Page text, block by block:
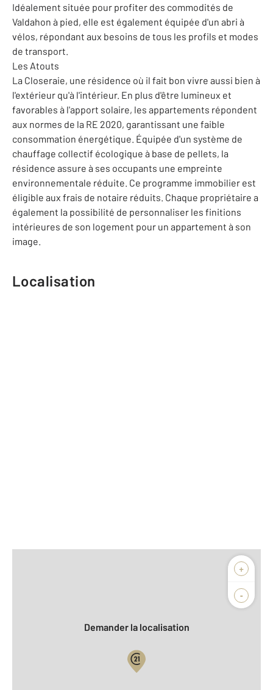
Idéalement située pour profiter des commodités de
Valdahon à pied, elle est également équipée d'un abri à
vélos, répondant aux besoins de tous les profils et modes
de transport.
Les Atouts
La Closeraie, une résidence où il fait bon vivre aussi bien à
l'extérieur qu'à l'intérieur. En plus d'être lumineux et
favorables à l'apport solaire, les appartements répondent
aux normes de la RE 2020, garantissant une faible
consommation énergétique. Équipée d'un système de
chauffage collectif écologique à base de pellets, la
résidence assure à ses occupants une empreinte
environnementale réduite. Ce programme immobilier est
éligible aux frais de notaire réduits. Chaque propriétaire a
également la possibilité de personnaliser les finitions
intérieures de son logement pour un appartement à son
image.
Localisation
+
-
Biens vendus
Demander la localisation